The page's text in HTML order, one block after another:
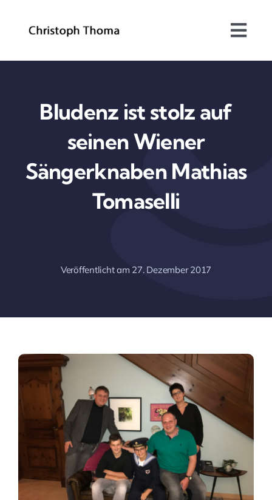
Über mich
Bundesrat
Arbeitsschwerpunkte
Blog
Bludenz ist stolz auf
seinen Wiener
Sängerknaben Mathias
Tomaselli
Veröffentlicht am 27. Dezember 2017